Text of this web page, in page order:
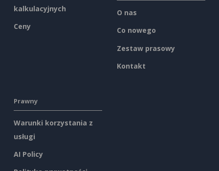
kalkulacyjnych
Ceny
O nas
Co nowego
Zestaw prasowy
Kontakt
Prawny
Warunki korzystania z
usługi
AI Policy